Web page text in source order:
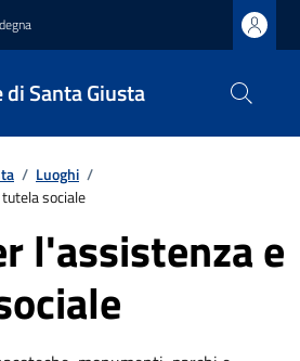
di Santa Giusta
/ Luoghi /
sociale
l'assistenza e